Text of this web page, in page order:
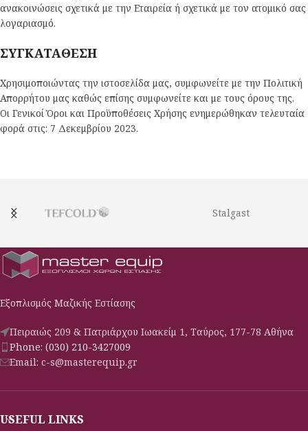
ανακοινώσεις σχετικά με την Εταιρεία ή σχετικά με τον ατομικό σας
λογαριασμό.
ΣΥΓΚΑΤΑΘΕΣΗ
Χρησιμοποιώντας την ιστοσελίδα μας, συμφωνείτε με την Πολιτική
Απορρήτου μας καθώς επίσης συμφωνείτε και με τους όρους της.
Οι Γενικοί Όροι και Προϋποθέσεις Χρήσης ενημερώθηκαν τελευταία
φορά στις: 7 Δεκεμβρίου 2023.
Stalgast
Εξοπλισμός Μαζικής Εστίασης
Πειραιώς 209 & Πατριάρχου Ιωακείμ 1, Ταύρος, 177-78 Αθήνα
Phone: (030) 210-3427009
Email: c-s@masterequip.gr
USEFUL LINKS